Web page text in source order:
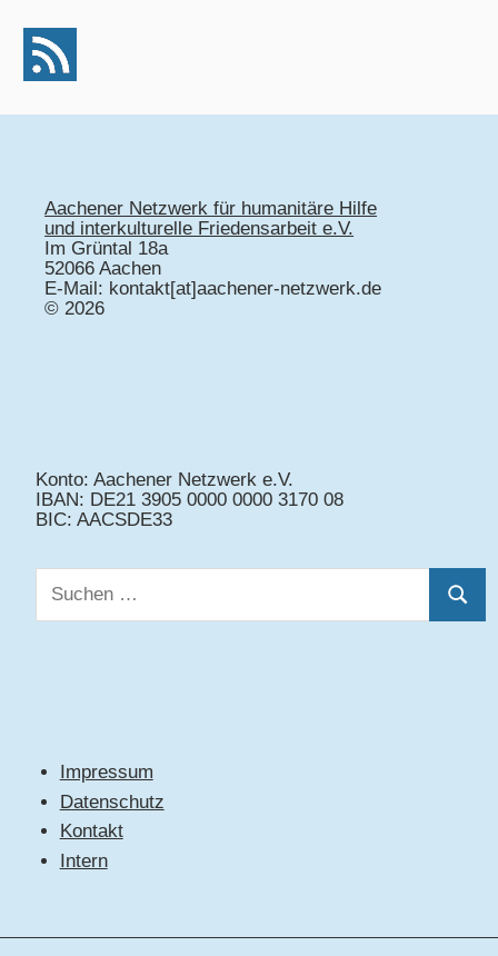
Aachener Netzwerk für humanitäre Hilfe
und interkulturelle Friedensarbeit e.V.
Im Grüntal 18a
52066 Aachen
E-Mail: kontakt[at]aachener-netzwerk.de
© 2026
Konto: Aachener Netzwerk e.V.
IBAN: DE21 3905 0000 0000 3170 08
BIC: AACSDE33
Suchen
nach:
Impressum
Datenschutz
Kontakt
Intern